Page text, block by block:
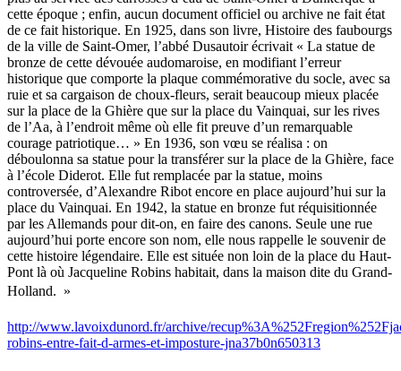
cette époque ; enfin, aucun document officiel ou archive ne fait état
de ce fait historique. En 1925, dans son livre, Histoire des faubourgs
de la ville de Saint-Omer, l’abbé Dusautoir écrivait « La statue de
bronze de cette dévouée audomaroise, en modifiant l’erreur
historique que comporte la plaque commémorative du socle, avec sa
ruie et sa cargaison de choux-fleurs, serait beaucoup mieux placée
sur la place de la Ghière que sur la place du Vainquai, sur les rives
de l’Aa, à l’endroit même où elle fit preuve d’un remarquable
courage patriotique… » En 1936, son vœu se réalisa : on
déboulonna sa statue pour la transférer sur la place de la Ghière, face
à l’école Diderot. Elle fut remplacée par la statue, moins
controversée, d’Alexandre Ribot encore en place aujourd’hui sur la
place du Vainquai. En 1942, la statue en bronze fut réquisitionnée
par les Allemands pour dit-on, en faire des canons. Seule une rue
aujourd’hui porte encore son nom, elle nous rappelle le souvenir de
cette histoire légendaire. Elle est située non loin de la place du Haut-
Pont là où Jacqueline Robins habitait, dans la maison dite du Grand-
Holland.  »
http://www.lavoixdunord.fr/archive/
robins-entre-fait-d-armes-et-imposture-jna37b0n650313